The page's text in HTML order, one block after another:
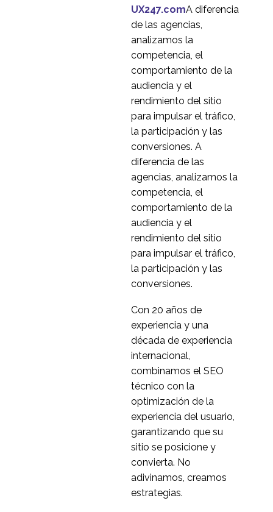
1
2020 - El año en que la
investigación UX
remota alcanzó la
mayoría de edad
3
Cómo ver las pruebas
de usabilidad sin un
centro de investigación
0
10 de mayo de 2017
Holland & Barrett -
Pruebas de usabilidad
del diseño web
3
Las múltiples caras de
1
¿Visión a distancia? 5
consejos para hacerlo
1
Investigación UX en
1
pruebas de usabilidad
0
Por qué fracasan los
sitios web para móviles
- Problemas de
usabilidad móvil
4
30 de julio de 2013
Pruebas de usabilidad
moderadas a distancia
0
Pruebas de usabilidad
de una sola página
0
21 de septiembre de
UX247.comA diferencia
de las agencias,
analizamos la
competencia, el
comportamiento de la
audiencia y el
rendimiento del sitio
para impulsar el tráfico,
la participación y las
conversiones. A
diferencia de las
agencias, analizamos la
competencia, el
comportamiento de la
audiencia y el
rendimiento del sitio
para impulsar el tráfico,
la participación y las
conversiones.
Con 20 años de
experiencia y una
década de experiencia
internacional,
combinamos el SEO
técnico con la
optimización de la
experiencia del usuario,
garantizando que su
sitio se posicione y
convierta. No
adivinamos, creamos
estrategias.